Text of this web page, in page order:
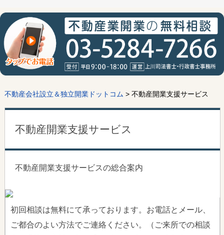
不動産会社設立＆独立開業ドットコム > 不動産開業支援サービス
不動産開業支援サービス
不動産開業支援サービスの総合案内
初回相談は無料にて承っております。お電話とメール、
ご都合のよい方法でご連絡ください。（ご来所での相談